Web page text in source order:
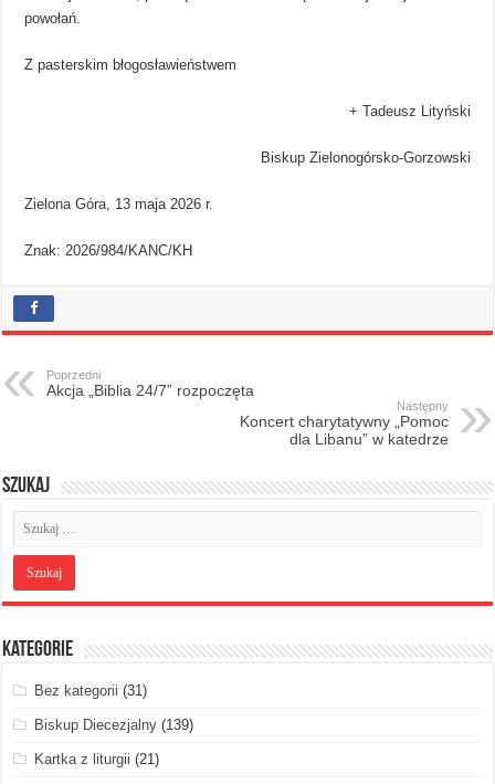
powołań.
Z pasterskim błogosławieństwem
+ Tadeusz Lityński
Biskup Zielonogórsko-Gorzowski
Zielona Góra, 13 maja 2026 r.
Znak: 2026/984/KANC/KH
Poprzedni
Akcja „Biblia 24/7” rozpoczęta
Następny
Koncert charytatywny „Pomoc
dla Libanu” w katedrze
Szukaj
Kategorie
Bez kategorii (31)
Biskup Diecezjalny (139)
Kartka z liturgii (21)